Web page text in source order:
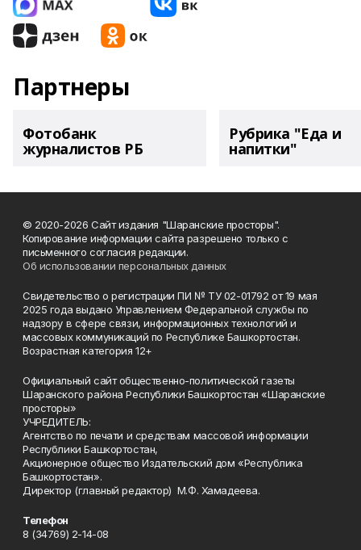
Партнеры
Фотобанк
журналистов РБ
Рубрика "Еда и
напитки"
© 2020-2026 Сайт издания "Шаранские просторы".
Копирование информации сайта разрешено только с
письменного согласия редакции.
Об использовании персональных данных
Свидетельство о регистрации ПИ № ТУ 02-01792 от 19 мая
2025 года выдано Управлением Федеральной службы по
надзору в сфере связи, информационных технологий и
массовых коммуникаций по Республике Башкортостан.
Возрастная категория 12+
Официальный сайт общественно-политической газеты
Шаранского района Республики Башкортостан «Шаранские
просторы»
УЧРЕДИТЕЛЬ:
Агентство по печати и средствам массовой информации
Республики Башкортостан,
Акционерное общество Издательский дом «Республика
Башкортостан».
Директор (главный редактор) М.Ф. Хамадеева.
Телефон
8 (34769) 2-14-08